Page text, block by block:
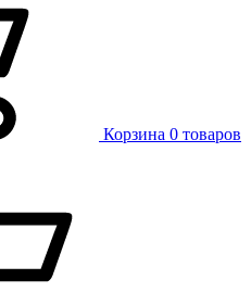
Корзина 0 товаров